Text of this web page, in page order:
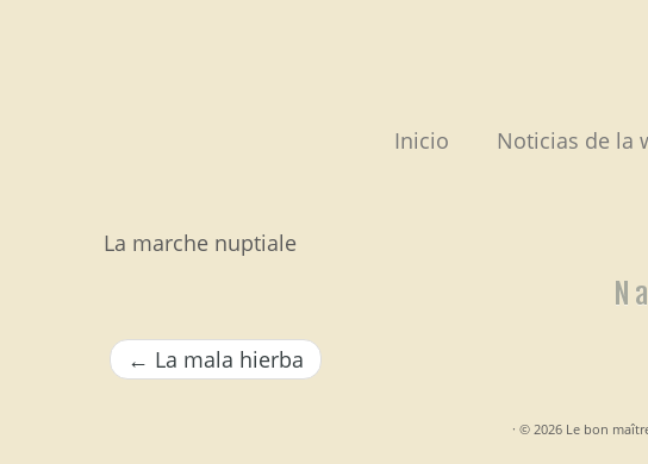
Inicio Noticias de la
La marche nuptiale
← La mala hierba
· © 2026 Le bon